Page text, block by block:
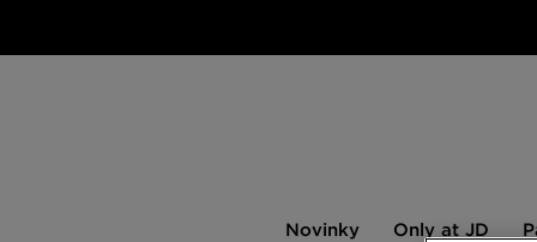
Novinky Only at JD